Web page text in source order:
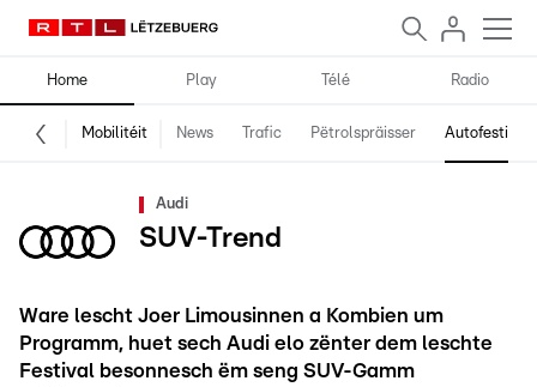
Home Play Télé Radio
Mobilitéit News Trafic Pëtrolspräisser Autofestival
Audi
SUV-Trend
Ware lescht Joer Limousinnen a Kombien um
Programm, huet sech Audi elo zënter dem leschte
Festival besonnesch ëm seng SUV-Gamm